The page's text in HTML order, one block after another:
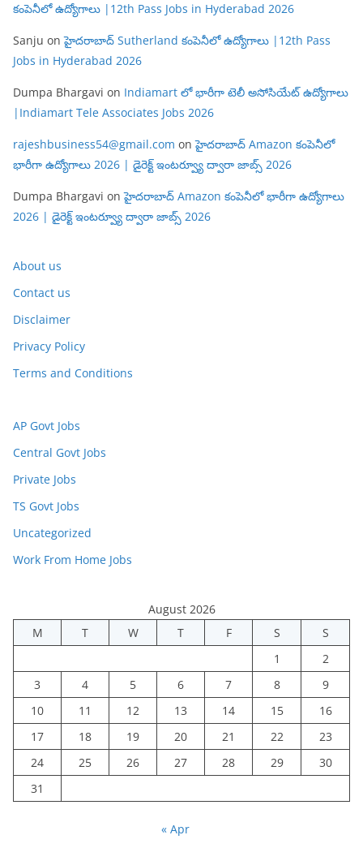
కంపెనీలో ఉద్యోగాలు |12th Pass Jobs in Hyderabad 2026
Sanju onహైదరాబాద్ Sutherland కంపెనీలో ఉద్యోగాలు |12th Pass
Jobs in Hyderabad 2026
Dumpa Bhargavi on Indiamart లో భారీగా టెలీ అసోసియేట్ ఉద్యోగాలు
|Indiamart Tele Associates Jobs 2026
rajeshbusiness54@gmail.com onహైదరాబాద్ Amazon కంపెనీలో
భారీగా ఉద్యోగాలు 2026 | డైరెక్ట్ ఇంటర్వ్యూ ద్వారా జాబ్స్ 2026
Dumpa Bhargavi onహైదరాబాద్ Amazon కంపెనీలో భారీగా ఉద్యోగాలు
2026 | డైరెక్ట్ ఇంటర్వ్యూ ద్వారా జాబ్స్ 2026
About us
Contact us
Disclaimer
Privacy Policy
Terms and Conditions
AP Govt Jobs
Central Govt Jobs
Private Jobs
TS Govt Jobs
Uncategorized
Work From Home Jobs
August 2026
M
T W T F S
S
1
2
3
4 5 6 7 8
9
10
11 12 13 14 15
16
17
18 19 20 21 22
23
24
25 26 27 28 29
30
31
« Apr